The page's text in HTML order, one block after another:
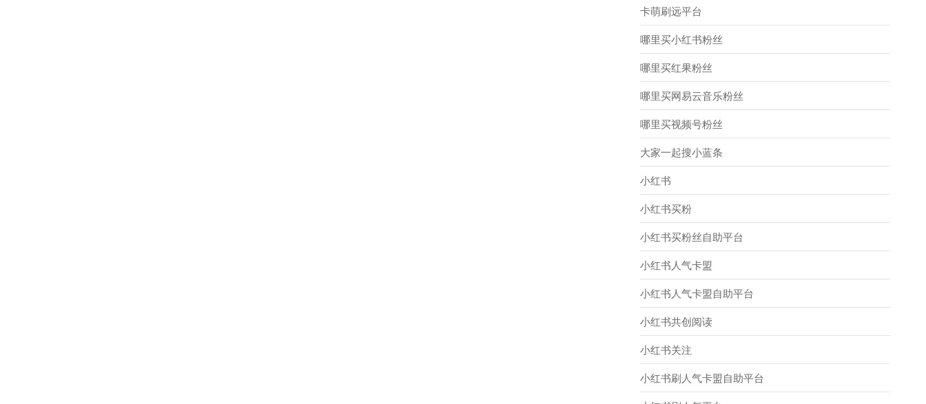
卡萌刷远平台
哪里买小红书粉丝
哪里买红果粉丝
哪里买网易云音乐粉丝
哪里买视频号粉丝
大家一起搜小蓝条
小红书
小红书买粉
小红书买粉丝自助平台
小红书人气卡盟
小红书人气卡盟自助平台
小红书共创阅读
小红书关注
小红书刷人气卡盟自助平台